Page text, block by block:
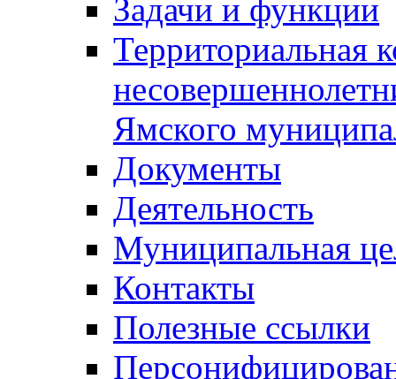
Задачи и функции
Территориальная
Ямского
Документы
Деятельность
Муниципальная
Контакты
Полезные ссылки